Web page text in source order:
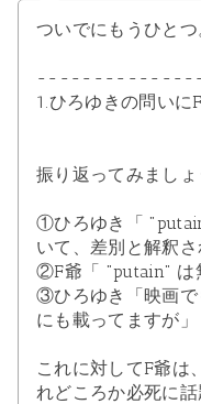
ついでにもうひとつ
1.ひろゆきの問いに
振り返ってみましょ
①ひろゆき「
いて、差別と解釈さ
②F爺「 "putain" は
③ひろゆき「映画で
にも載ってますが」
これに対してF爺は
れどころか必死に話